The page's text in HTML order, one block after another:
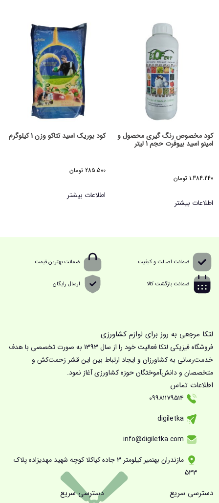
کود مخصوص رنگ گیری محصول و
امینو اسید بیوفرت حجم 1 لیتر
1.384.240 تومان
اطلاعات بیشتر
کود بوریک اسید تتاکو وزن 1 کیلوگرم
285.500 تومان
اطلاعات بیشتر
ضمانت اصالت و کیفیت ضمانت بهترین قیمت
ضمانت بازگشت کالا ارسال رایگان
لتکا مرجعی به روز برای لوازم کشاورزی
فروشگاه فیزیکی لتکا فعالیت خود را از سال 1393 به صورت تخصصی با هدف
خدمت‌رسانی به کشاورزان و ایجاد ارتباط بین این قشر زحمت‌کش و
متخصصان و دانش‌آموختگان حوزه کشاورزی آغاز نمود.
اطلاعات تماس
مازندران بهنمیر کیلومتر ۳ جاده کیاکلا کوچه شهید مهدیزاده پلاک
۵۳۳
دسترسی سریع دسترسی سریع